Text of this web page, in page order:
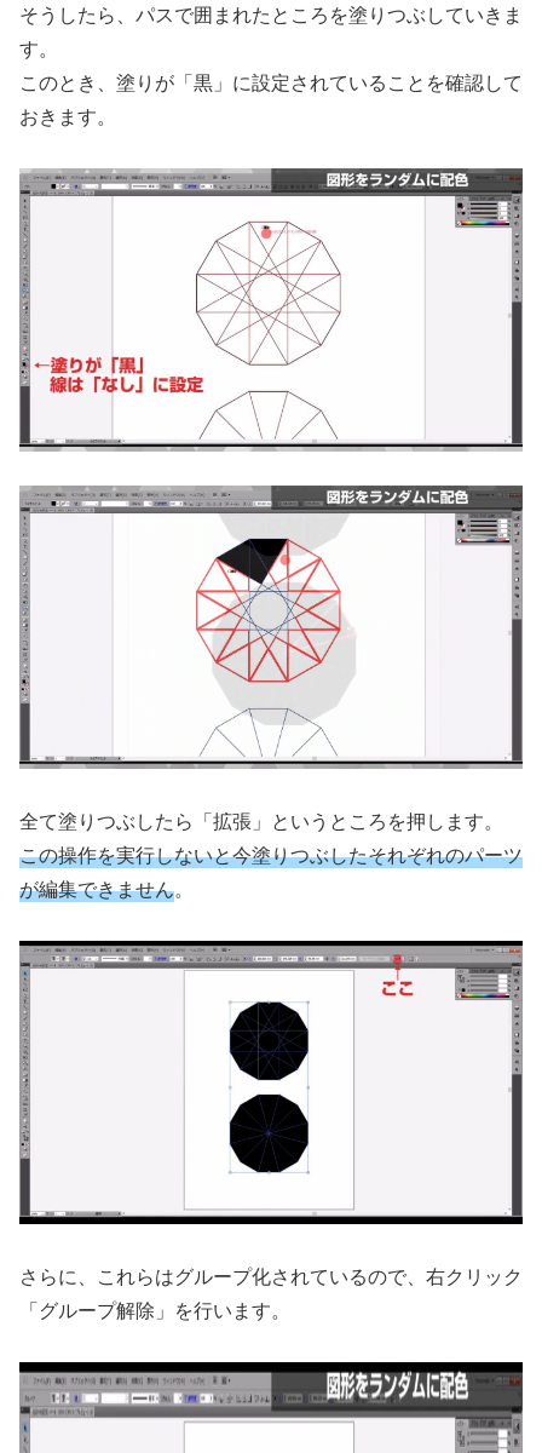
そうしたら、パスで囲まれたところを塗りつぶしていきま
す。
このとき、塗りが「黒」に設定されていることを確認して
おきます。
全て塗りつぶしたら「拡張」というところを押します。
この操作を実行しないと今塗りつぶしたそれぞれのパーツ
が編集できません。
さらに、これらはグループ化されているので、右クリック
「グループ解除」を行います。